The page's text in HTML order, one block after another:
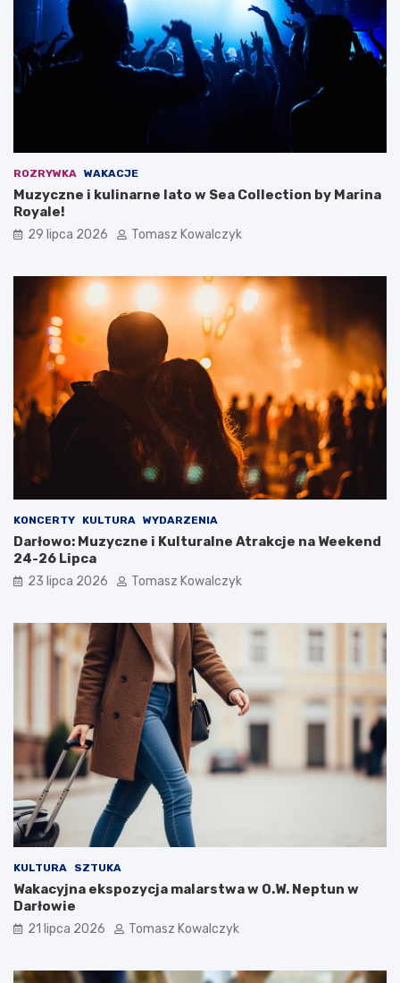
ROZRYWKA WAKACJE
Muzyczne i kulinarne lato w Sea Collection by Marina
Royale!
29 lipca 2026 Tomasz Kowalczyk
KONCERTY KULTURA WYDARZENIA
Darłowo: Muzyczne i Kulturalne Atrakcje na Weekend
24-26 Lipca
23 lipca 2026 Tomasz Kowalczyk
KULTURA SZTUKA
Wakacyjna ekspozycja malarstwa w O.W. Neptun w
Darłowie
21 lipca 2026 Tomasz Kowalczyk